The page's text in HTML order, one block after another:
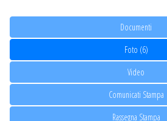
Documenti
Foto (6)
Video
Comunicati Stampa
Rassegna Stampa